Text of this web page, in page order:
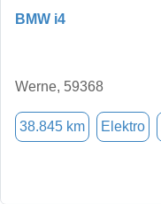
BMW i4
Werne, 59368
38.845 km Elektro